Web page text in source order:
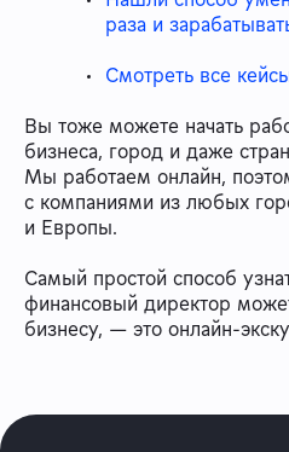
раза и
Смотреть все
Вы тоже можете начать
бизнеса, город и даже
Мы работаем онлайн,
с компаниями из любых
и Европы.
Самый простой способ
финансовый директор
бизнесу, — это онлайн-